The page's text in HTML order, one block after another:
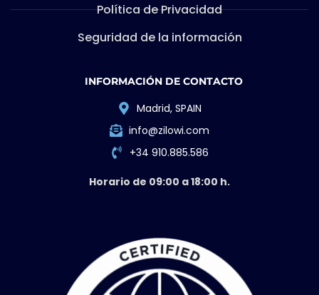
Política de Privacidad
Seguridad de la información
INFORMACIÓN DE CONTACTO
Madrid, SPAIN
info@zilowi.com
+34 910.885.586
Horario de 09:00 a 18:00 h.